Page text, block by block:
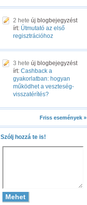
2 hete új blogbejegyzést
írt: Útmutató az első
regisztrációhoz
3 hete új blogbejegyzést
írt: Cashback a
gyakorlatban: hogyan
működhet a veszteség-
visszatérítés?
Friss események »
Szólj hozzá te is!